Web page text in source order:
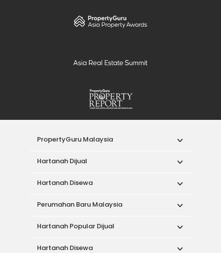
PropertyGuru Malaysia
Hartanah Dijual
Hartanah Disewa
Perumahan Baru Malaysia
Hartanah Popular Dijual
Hartanah Disewa